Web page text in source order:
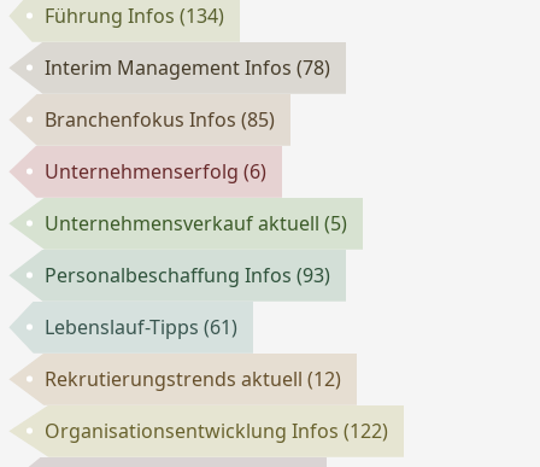
Führung Infos(134)
Interim Management Infos(78)
Branchenfokus Infos(85)
Unternehmenserfolg(6)
Unternehmensverkauf aktuell(5)
Personalbeschaffung Infos(93)
Lebenslauf-Tipps(61)
Rekrutierungstrends aktuell(12)
Organisationsentwicklung Infos(122)